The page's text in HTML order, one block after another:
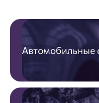
Автомобильные